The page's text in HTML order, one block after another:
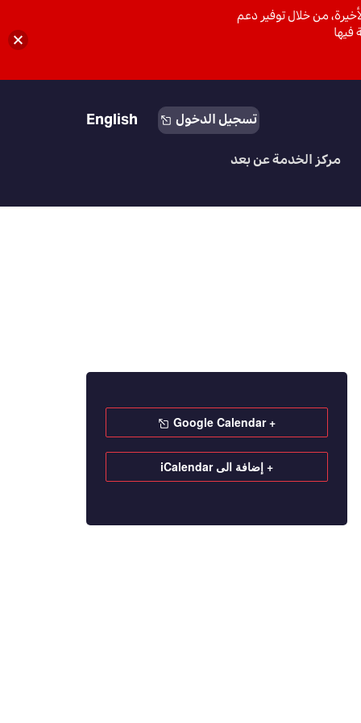
تسجيل الدخول English
مركز الخدمة عن بعد
+ Google Calendar
+ إضافة الى iCalendar
من خلال توفير دعم